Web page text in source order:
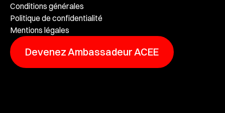
Conditions générales
Politique de confidentialité
Mentions légales
Devenez Ambassadeur ACEE